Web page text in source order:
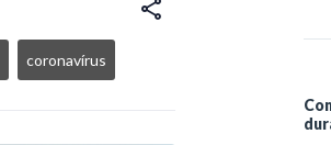
coronavírus